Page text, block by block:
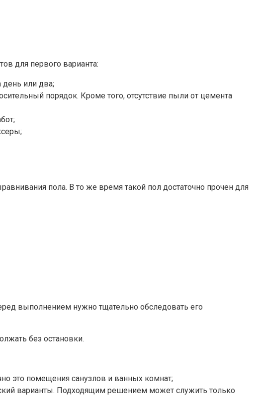
для первого варианта:
или два;
порядок. Кроме того, отсутствие пыли от цемента
пола. В то же время такой пол достаточно прочен для
выполнением нужно тщательно обследовать его
без остановки.
это помещения санузлов и ванных комнат;
варианты. Подходящим решением может служить только